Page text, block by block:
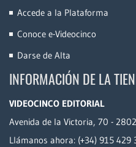
Accede a la Plataforma
Conoce e-Videocinco
Darse de Alta
INFORMACIÓN DE LA
VIDEOCINCO EDITORIAL
Avenida de la Victoria, 70 -
Llámanos ahora: (+34) 915 429